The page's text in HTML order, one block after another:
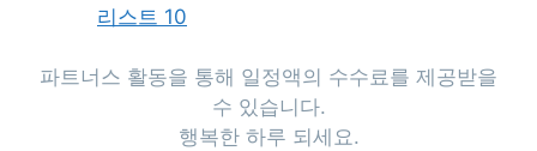
리스트 10
파트너스 활동을 통해 일정액의 수수료를 제공받을
수 있습니다.
행복한 하루 되세요.